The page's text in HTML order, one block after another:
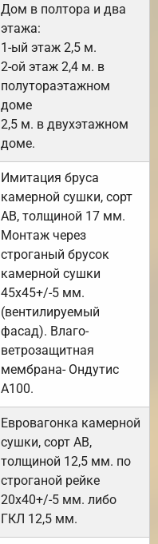
Дом в полтора и два
этажа:
1-ый этаж 2,5 м.
2-ой этаж 2,4 м. в
полутораэтажном
доме
2,5 м. в двухэтажном
доме.
Имитация бруса
камерной сушки, сорт
АВ, толщиной 17 мм.
Монтаж через
строганый брусок
камерной сушки
45х45+/-5 мм.
(вентилируемый
фасад). Влаго-
ветрозащитная
мембрана- Ондутис
А100.
Евровагонка камерной
сушки, сорт АВ,
толщиной 12,5 мм. по
строганой рейке
20х40+/-5 мм. либо
ГКЛ 12,5 мм.